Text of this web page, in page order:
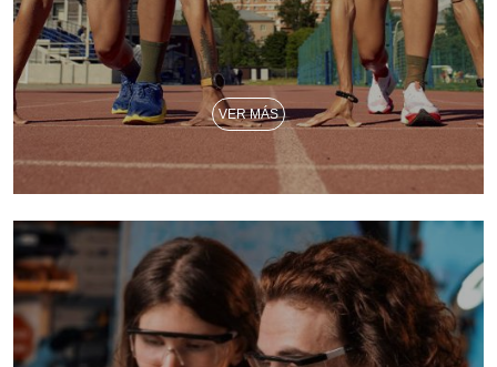
VER MÁS